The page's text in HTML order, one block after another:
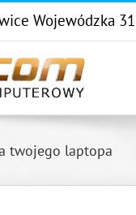
Wojewódzka 31
twojego laptopa